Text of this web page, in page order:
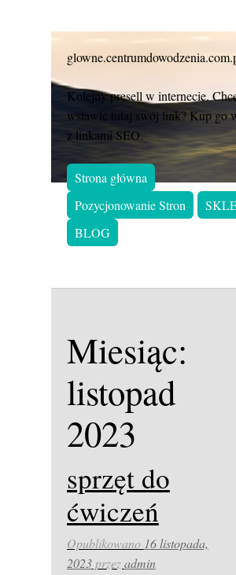
Kolejny presell w internecie.
wstawić tutaj swój link? Kup go
z linkami SEO.
Strona główna
Pozycjonowanie Stron
BLOG
Miesiąc:
listopad
2023
sprzęt do
ćwiczeń
Opublikowano 16 listopada,
2023przezadmin